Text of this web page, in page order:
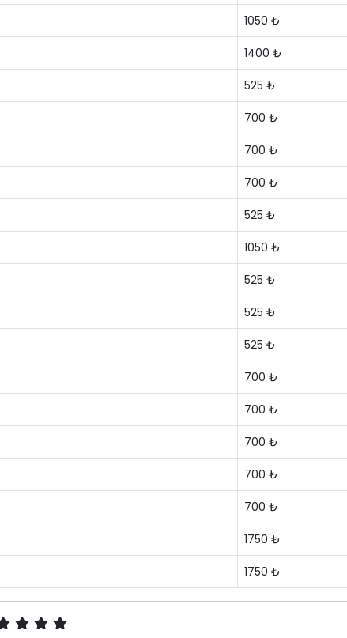
1050 ₺
1400 ₺
525 ₺
700 ₺
700 ₺
700 ₺
525 ₺
1050 ₺
525 ₺
525 ₺
525 ₺
700 ₺
700 ₺
700 ₺
700 ₺
700 ₺
1750 ₺
1750 ₺